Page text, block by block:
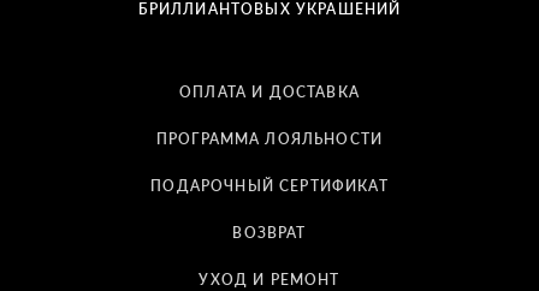
БРИЛЛИАНТОВЫХ УКРАШЕНИЙ
ОПЛАТА И ДОСТАВКА
ПРОГРАММА ЛОЯЛЬНОСТИ
ПОДАРОЧНЫЙ СЕРТИФИКАТ
ВОЗВРАТ
УХОД И РЕМОНТ